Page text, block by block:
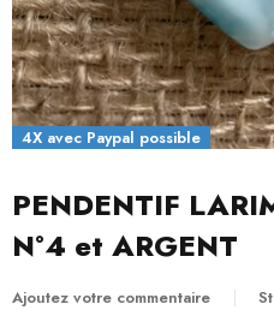
4X avec Paypal possible
PENDENTIF
N°4 et ARGENT
Ajoutez votre commentaire